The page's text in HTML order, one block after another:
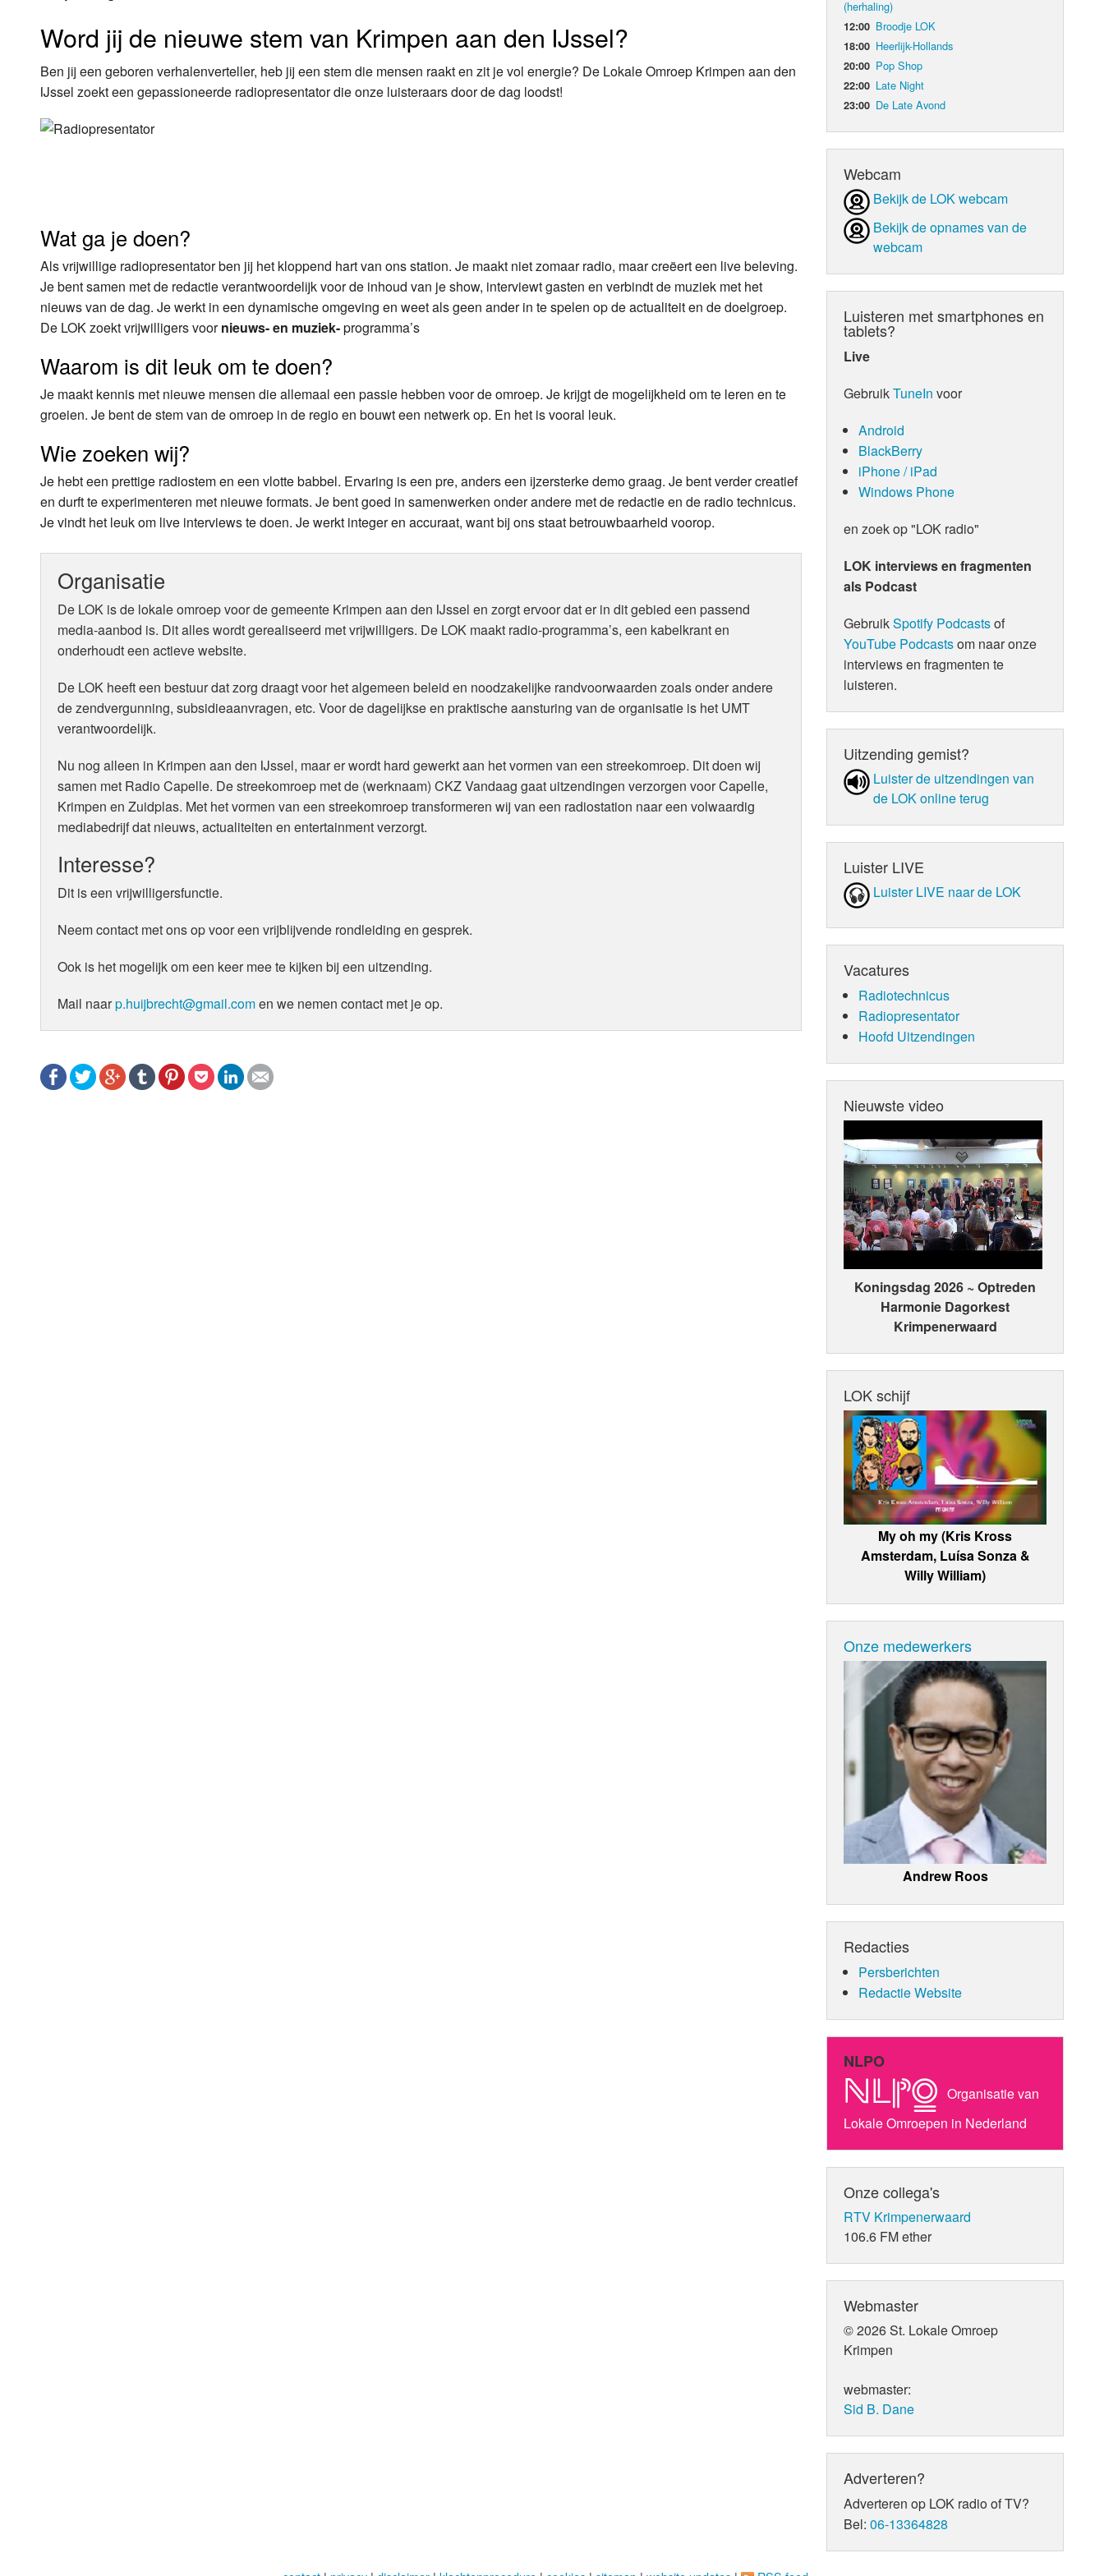
Donderdag
Vrijdag
Zaterdag
Luister LOK Live
LOK schijf
Oude LOK programma's
Programmabeleid Bepalend Orgaan
Weerman
Word jij de nieuwe stem van Krimpen aan den IJssel?
Ben jij een geboren verhalenverteller, heb jij een stem die mensen raakt en zit je vol energie? De Lokale Omroep Krimpen aan den
IJssel zoekt een gepassioneerde radiopresentator die onze luisteraars door de dag loodst!
Wat ga je doen?
Als vrijwillige radiopresentator ben jij het kloppend hart van ons station. Je maakt niet zomaar radio, maar creëert een live beleving.
Je bent samen met de redactie verantwoordelijk voor de inhoud van je show, interviewt gasten en verbindt de muziek met het
nieuws van de dag. Je werkt in een dynamische omgeving en weet als geen ander in te spelen op de actualiteit en de doelgroep.
De LOK zoekt vrijwilligers voornieuws- en muziek-programma’s
Waarom is dit leuk om te doen?
Je maakt kennis met nieuwe mensen die allemaal een passie hebben voor de omroep. Je krijgt de mogelijkheid om te leren en te
groeien. Je bent de stem van de omroep in de regio en bouwt een netwerk op. En het is vooral leuk.
Wie zoeken wij?
Je hebt een prettige radiostem en een vlotte babbel. Ervaring is een pre, anders een ijzersterke demo graag. Je bent verder creatief
en durft te experimenteren met nieuwe formats. Je bent goed in samenwerken onder andere met de redactie en de radio technicus.
Je vindt het leuk om live interviews te doen. Je werkt integer en accuraat, want bij ons staat betrouwbaarheid voorop.
Organisatie
De LOK is de lokale omroep voor de gemeente Krimpen aan den IJssel en zorgt ervoor dat er in dit gebied een passend
media-aanbod is. Dit alles wordt gerealiseerd met vrijwilligers. De LOK maakt radio-programma’s, een kabelkrant en
onderhoudt een actieve website.
De LOK heeft een bestuur dat zorg draagt voor het algemeen beleid en noodzakelijke randvoorwaarden zoals onder andere
de zendvergunning, subsidieaanvragen, etc. Voor de dagelijkse en praktische aansturing van de organisatie is het UMT
verantwoordelijk.
Nu nog alleen in Krimpen aan den IJssel, maar er wordt hard gewerkt aan het vormen van een streekomroep. Dit doen wij
samen met Radio Capelle. De streekomroep met de (werknaam) CKZ Vandaag gaat uitzendingen verzorgen voor Capelle,
Krimpen en Zuidplas. Met het vormen van een streekomroep transformeren wij van een radiostation naar een volwaardig
mediabedrijf dat nieuws, actualiteiten en entertainment verzorgt.
Interesse?
Dit is een vrijwilligersfunctie.
Neem contact met ons op voor een vrijblijvende rondleiding en gesprek.
Ook is het mogelijk om een keer mee te kijken bij een uitzending.
Mail naarp.huijbrecht@gmail.comen we nemen contact met je op.
(herhaling)
12:00 Broodje LOK
18:00 Heerlijk-Hollands
20:00 Pop Shop
22:00 Late Night
23:00 De Late Avond
Webcam
Bekijk de LOK webcam
Bekijk de opnames van de
webcam
Luisteren met smartphones en
tablets?
Live
GebruikTuneIn voor
Android
BlackBerry
iPhone / iPad
Windows Phone
en zoek op "LOK radio"
LOK interviews en fragmenten
als Podcast
GebruikSpotify Podcastsof
YouTube Podcastsom naar onze
interviews en fragmenten te
luisteren.
Uitzending gemist?
Luister de uit­zen­din­gen van
de LOK online terug
Luister LIVE
Luister LIVE naar de LOK
Vacatures
Radiotechnicus
Radiopresentator
Hoofd Uitzendingen
Nieuwste video
Koningsdag 2026 ~ Optreden
Harmonie Dagorkest
Krimpenerwaard
LOK schijf
My oh my (Kris Kross
Amsterdam, Luísa Sonza &
Willy William)
Onze medewerkers
Andrew Roos
Redacties
Persberichten
Redactie Website
NLPO
Organisatie van
Lokale Omroepen in Nederland
Onze collega's
RTV Krimpenerwaard
106.6 FM ether
Webmaster
© 2026 St. Lokale Omroep
Krimpen
webmaster:
Sid B. Dane
Adverteren?
Adverteren op LOK radio of TV?
Bel:06-13364828